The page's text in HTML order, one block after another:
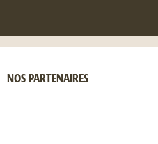
NOS PARTENAIRES